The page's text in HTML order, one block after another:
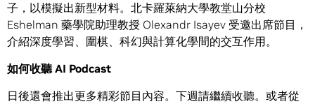
子，以模擬出新型材料。北卡羅萊納大學教堂山分校
Eshelman 藥學院助理教授 Olexandr Isayev 受邀出席節目，
介紹深度學習、圍棋、科幻與計算化學間的交互作用。
如何收聽AI Podcast
日後還會推出更多精彩節目內容。下週請繼續收聽。或者從